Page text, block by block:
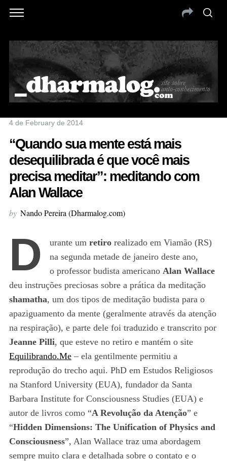
4 de February de 2014
“Quando sua mente está mais
desequilibrada é que você mais
precisa meditar”: meditando com
Alan Wallace
by Nando Pereira (Dharmalog.com)
D urante um retirorealizado em Viamão (RS)
na segunda metade de janeiro deste ano,
o professor budista americano Alan Wallace
deu instruções preciosas sobre a prática da meditação
shamatha, um dos tipos de meditação budista para o
apaziguamento da mente (geralmente através da atenção
na respiração), e parte dele foi traduzido e transcrito por
Jeanne Pilli, que esteve no retiro e mantém o site
Equilibrando.Me– ela gentilmente permitiu a
reprodução do trecho aqui. PhD em Estudos Religiosos
na Stanford University (EUA), fundador da Santa
Barbara Institute for Consciousness Studies (EUA) e
autor de livros como “A Revolução da Atenção” e
“Hidden Dimensions: The Unification of Physics and
Consciousness”, Alan Wallace traz uma abordagem
sempre muito clara e detalhada sobre o contato e o